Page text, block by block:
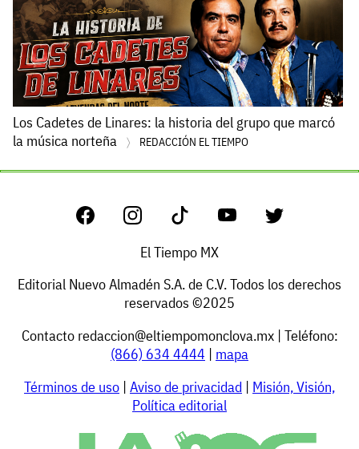
Los Cadetes de Linares: la historia del grupo que marcó
la música norteña
REDACCIÓN EL TIEMPO
El Tiempo MX
Editorial Nuevo Almadén S.A. de C.V. Todos los derechos
reservados ©2025
Contacto redaccion@eltiempomonclova.mx| Teléfono:
(866) 634 4444 | mapa
Términos de uso | Aviso de privacidad | Misión, Visión,
Política editorial